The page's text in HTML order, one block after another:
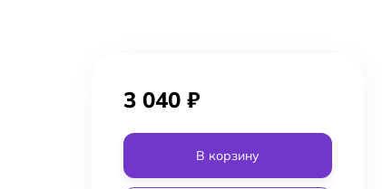
3 040 ₽
В корзину